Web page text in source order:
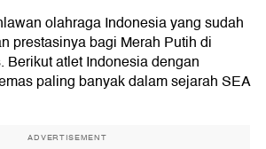
olahraga Indonesia yang sudah
prestasinya bagi Merah Putih di
Berikut atlet Indonesia dengan
paling banyak dalam sejarah SEA
ADVERTISEMENT